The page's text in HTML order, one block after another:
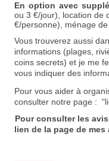
En option avec
ou 3 €/jour) , location
€/personne), ménage
Vous trouverez aussi
informations (plages,
coins secrets) et je me
vous indiquer des
Pour vous aider à
consulter notre page :
Pour consulter les
lien de la page de